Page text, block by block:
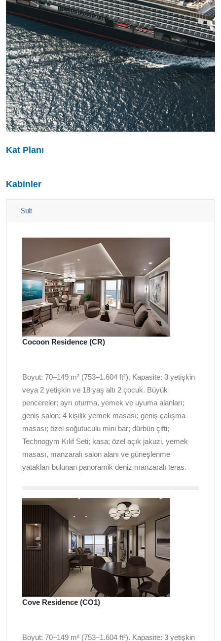
Kat Planı
Kabinler
| Suit
Cocoon Residence (CR)
Boyut: 70–149 m² (753–1.604 ft²). Kapasite: 3 yetişkin
veya 2 yetişkin ve 18 yaş altı 2 çocuk. Büyük
pencereler; ayrı oturma, yemek ve uyuma alanları;
geniş salon; 4 kişilik yemek masası; geniş çalışma
masası; özel soğutuculu mini bar; dürbün çifti;
Technogym Kılıf Seti; kasa; özel açık jakuzi, yemek
masası, manzaralı salon alanı ve güneşlenme
yatakları bulunan panoramik deniz manzaralı teras.
Cove Residence (CO1)
Boyut: 70–149 m² (753–1.604 ft²). Kapasite: 3 yetişkin